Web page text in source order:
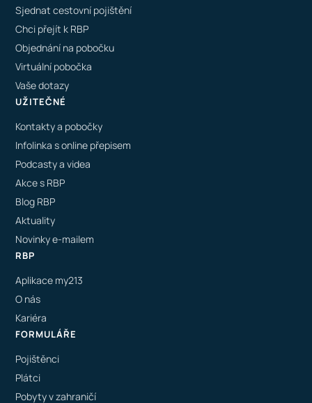
Sjednat cestovní pojištění
Chci přejít k RBP
Objednání na pobočku
Virtuální pobočka
Vaše dotazy
UŽITEČNÉ
Kontakty a pobočky
Infolinka s online přepisem
Podcasty a videa
Akce s RBP
Blog RBP
Aktuality
Novinky e-mailem
RBP
Aplikace my213
O nás
Kariéra
FORMULÁŘE
Pojištěnci
Plátci
Pobyty v zahraničí